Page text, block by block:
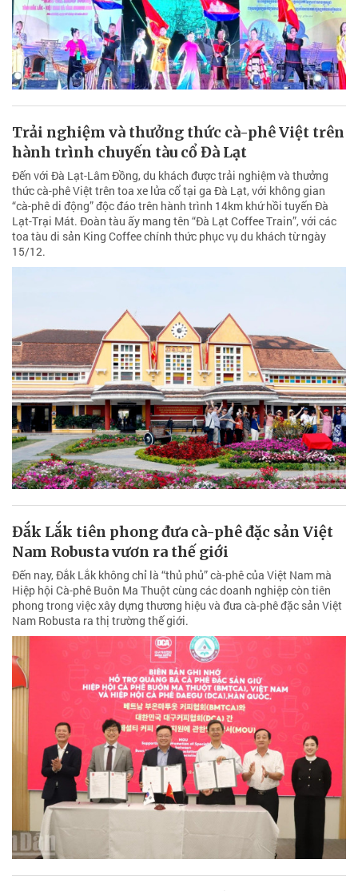
Trải nghiệm và thưởng thức cà-phê Việt trên
hành trình chuyến tàu cổ Đà Lạt
Đến với Đà Lạt-Lâm Đồng, du khách được trải nghiệm và thưởng
thức cà-phê Việt trên toa xe lửa cổ tại ga Đà Lạt, với không gian
“cà-phê di động” độc đáo trên hành trình 14km khứ hồi tuyến Đà
Lạt-Trại Mát. Đoàn tàu ấy mang tên “Đà Lạt Coffee Train”, với các
toa tàu di sản King Coffee chính thức phục vụ du khách từ ngày
15/12.
Đắk Lắk tiên phong đưa cà-phê đặc sản Việt
Nam Robusta vươn ra thế giới
Đến nay, Đắk Lắk không chỉ là “thủ phủ” cà-phê của Việt Nam mà
Hiệp hội Cà-phê Buôn Ma Thuột cùng các doanh nghiệp còn tiên
phong trong việc xây dựng thương hiệu và đưa cà-phê đặc sản Việt
Nam Robusta ra thị trường thế giới.